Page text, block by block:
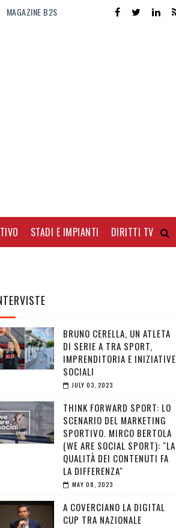
MAGAZINE B2S
STADI E IMPIANTI DIRITTI TV
BRUNO CERELLA, UN ATLETA
DI SERIE A TRA SPORT,
IMPRENDITORIA E INIZIATIVE
SOCIALI
JULY 03, 2023
THINK FORWARD SPORT: LO
SCENARIO DEL MARKETING
SPORTIVO. MIRCO BERTOLA
(WE ARE SOCIAL SPORT): "LA
QUALITÀ DEI CONTENUTI FA
LA DIFFERENZA"
MAY 08, 2023
A COVERCIANO LA DIGITAL
CUP TRA NAZIONALE